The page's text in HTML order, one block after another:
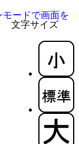
文字サイズ
モードで画面を